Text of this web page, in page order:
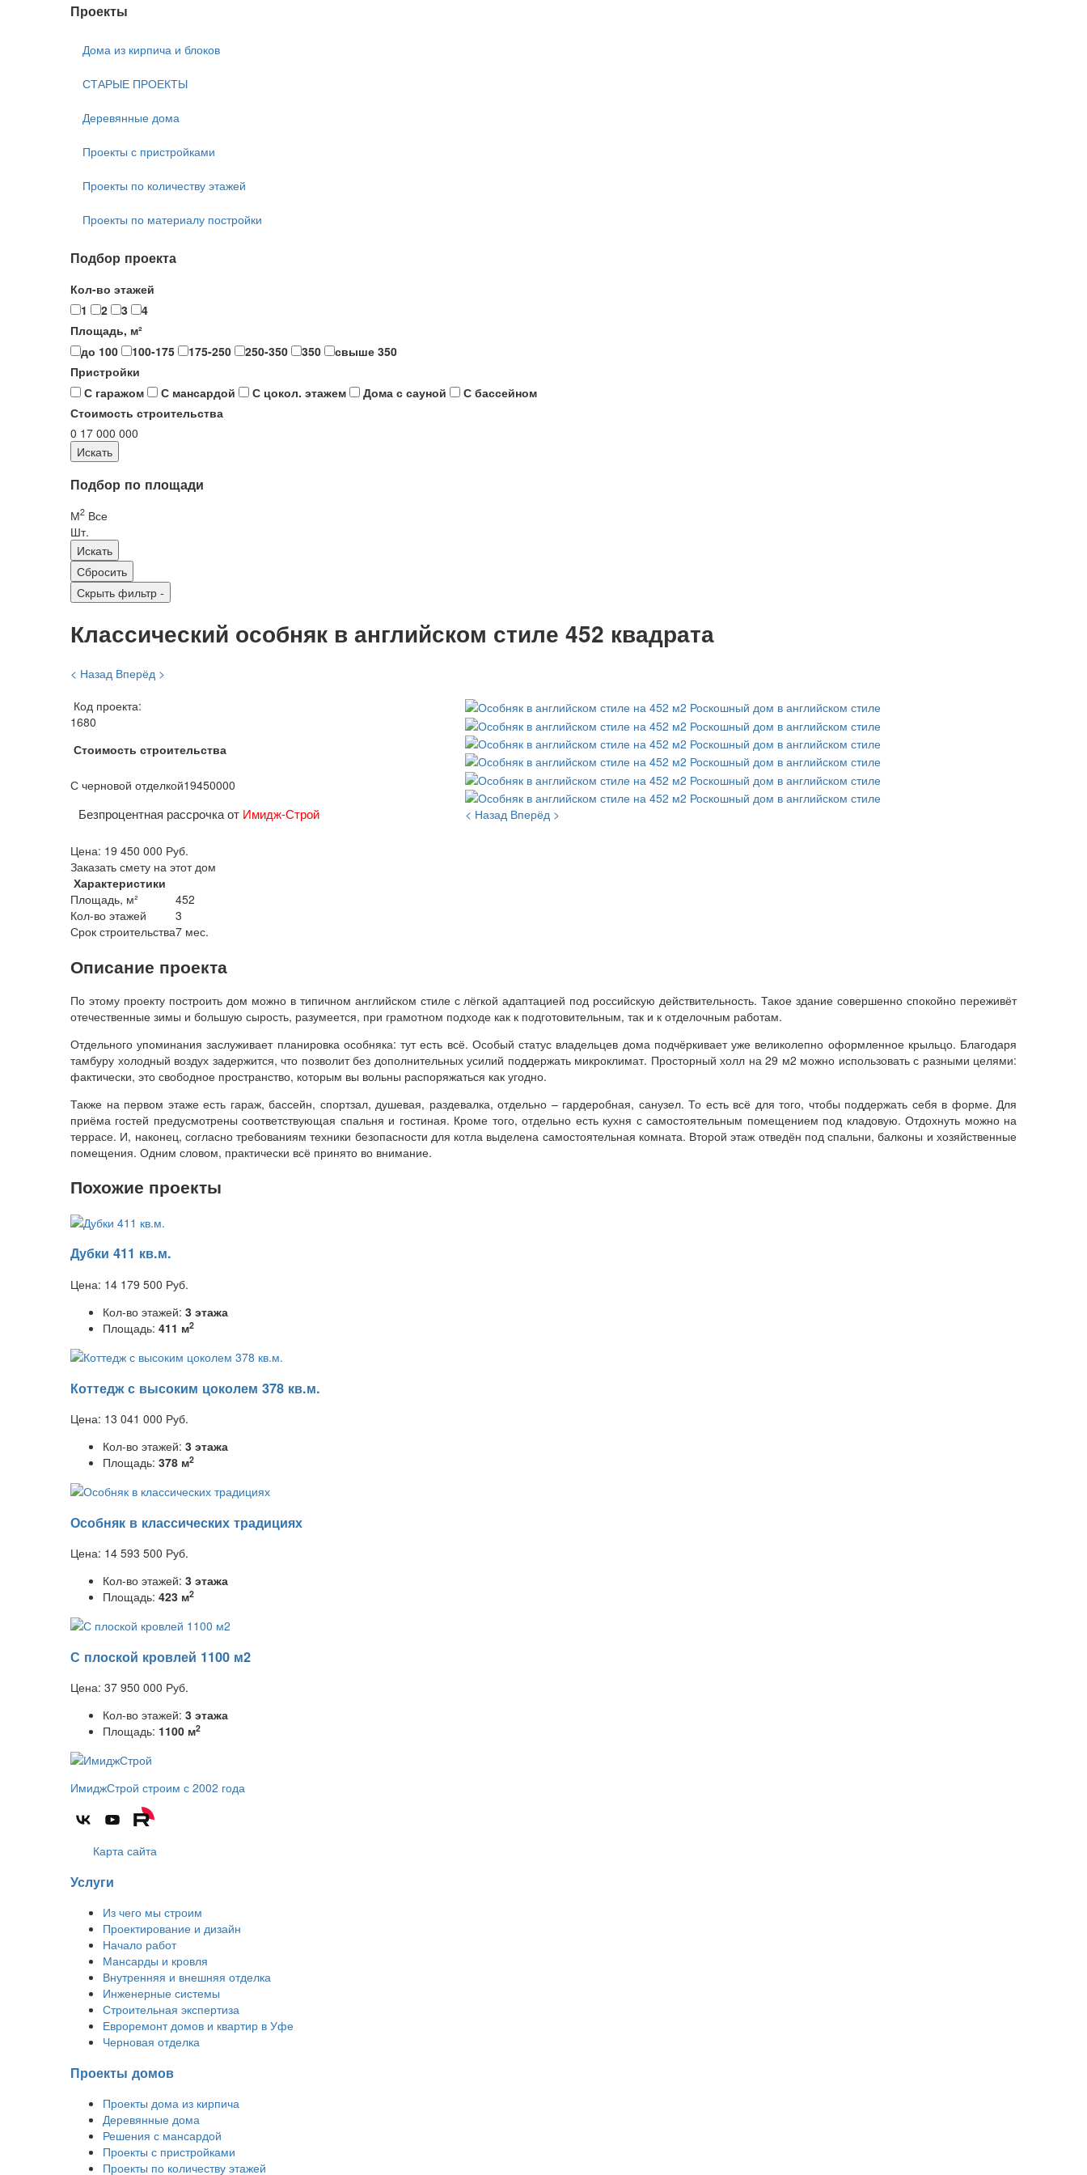
Проекты
Дома из кирпича и блоков
СТАРЫЕ ПРОЕКТЫ
Деревянные дома
Проекты с пристройками
Проекты по количеству этажей
Проекты по материалу постройки
Подбор проекта
Кол-во этажей
1
2 3
4
Площадь, м²
до 100
100-175 175-250 250-350 350
свыше 350
Пристройки
С гаражом
С мансардой С цокол. этажем Дома с сауной
С бассейном
Стоимость строительства
0 17 000 000
Подбор по площади
М2 Все
Шт.
Скрыть фильтр -
Классический особняк в английском стиле 452 квадрата
< Назад Вперёд >
Код проекта:
1680
Стоимость строительства
С черновой отделкой19450000
Безпроцентная рассрочка от Имидж-Строй
Цена: 19 450 000 Руб.
Заказать смету на этот дом
Характеристики
Площадь, м²
452
Кол-во этажей
3
Срок строительства7 мес.
< Назад Вперёд >
Описание проекта
По этому проекту построить дом можно в типичном английском стиле с лёгкой адаптацией под российскую действительность. Такое здание совершенно спокойно переживёт
отечественные зимы и большую сырость, разумеется, при грамотном подходе как к подготовительным, так и к отделочным работам.
Отдельного упоминания заслуживает планировка особняка: тут есть всё. Особый статус владельцев дома подчёркивает уже великолепно оформленное крыльцо. Благодаря
тамбуру холодный воздух задержится, что позволит без дополнительных усилий поддержать микроклимат. Просторный холл на 29 м2 можно использовать с разными целями:
фактически, это свободное пространство, которым вы вольны распоряжаться как угодно.
Также на первом этаже есть гараж, бассейн, спортзал, душевая, раздевалка, отдельно – гардеробная, санузел. То есть всё для того, чтобы поддержать себя в форме. Для
приёма гостей предусмотрены соответствующая спальня и гостиная. Кроме того, отдельно есть кухня с самостоятельным помещением под кладовую. Отдохнуть можно на
террасе. И, наконец, согласно требованиям техники безопасности для котла выделена самостоятельная комната. Второй этаж отведён под спальни, балконы и хозяйственные
помещения. Одним словом, практически всё принято во внимание.
Похожие проекты
Дубки 411 кв.м.
Цена: 14 179 500 Руб.
Кол-во этажей: 3 этажа
Площадь: 411 м2
Коттедж с высоким цоколем 378 кв.м.
Цена: 13 041 000 Руб.
Кол-во этажей: 3 этажа
Площадь: 378 м2
Особняк в классических традициях
Цена: 14 593 500 Руб.
Кол-во этажей: 3 этажа
Площадь: 423 м2
С плоской кровлей 1100 м2
Цена: 37 950 000 Руб.
Кол-во этажей: 3 этажа
Площадь: 1100 м2
ИмиджСтрой строим с 2002 года
Карта сайта
Услуги
Из чего мы строим
Проектирование и дизайн
Начало работ
Мансарды и кровля
Внутренняя и внешняя отделка
Инженерные системы
Строительная экспертиза
Евроремонт домов и квартир в Уфе
Черновая отделка
Проекты домов
Проекты дома из кирпича
Деревянные дома
Решения с мансардой
Проекты с пристройками
Проекты по количеству этажей